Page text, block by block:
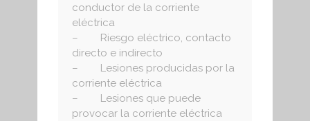
conductor de la corriente
eléctrica
– Riesgo eléctrico, contacto
directo e indirecto
– Lesiones producidas por la
corriente eléctrica
– Lesiones que puede
provocar la corriente eléctrica